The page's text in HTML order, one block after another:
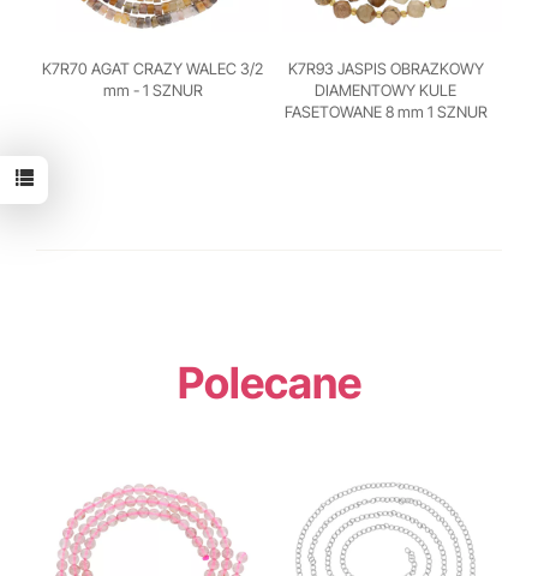
K7R70 AGAT CRAZY WALEC 3/2
mm - 1 SZNUR
K7R93 JASPIS OBRAZKOWY
DIAMENTOWY KULE
FASETOWANE 8 mm 1 SZNUR
Polecane